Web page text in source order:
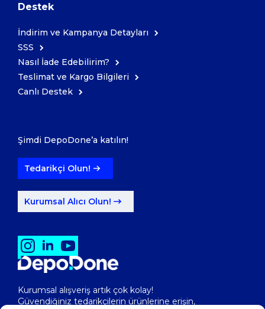
Kurumsal alışveriş artık çok kolay!
Güvendiğiniz tedarikçilerin ürünlerine erişin,
Destek
İndirim ve Kampanya Detayları
SSS
Nasıl İade Edebilirim?
Teslimat ve Kargo Bilgileri
Canlı Destek
Şimdi DepoDone’a katılın!
Tedarikçi Olun!
Kurumsal Alıcı Olun!